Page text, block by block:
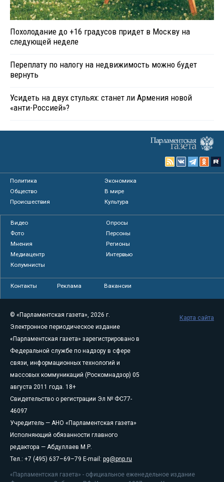
Похолодание до +16 градусов придет в Москву на
следующей неделе
Переплату по налогу на недвижимость можно будет
вернуть
Усидеть на двух стульях: станет ли Армения новой
«анти-Россией»?
Политика
Экономика
Общество
В мире
Происшествия
Культура
Видео
Опросы
Фото
Персоны
Мнения
Регионы
Медиацентр
Интервью
Колумнисты
Контакты Реклама Вакансии
© «Парламентская газета», 2026 г.
Электронное периодическое издание
«Парламентская газета» зарегистрировано в
Федеральной службе по надзору в сфере
связи, информационных технологий и
массовых коммуникаций (Роскомнадзор) 05
августа 2011 года. 18+
Свидетельство о регистрации Эл № ФС77-
46097
Учредитель — АНО «Парламентская газета»
Исполняющий обязанности главного
редактора — Абдуллаев М.Р.
Тел.: +7 (495) 637–69–79 E-mail: pg@pnp.ru
«Парламентская газета» - официальное еженедельное издание
Карта сайта